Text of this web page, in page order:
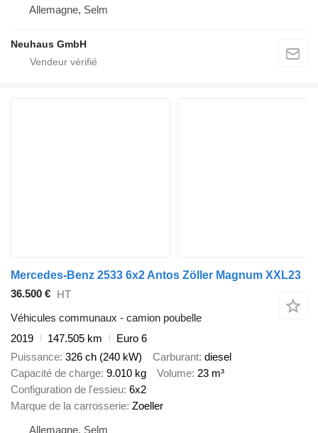
Allemagne, Selm
Neuhaus GmbH
Mercedes-Benz 2533 6x2 Antos Zöller Magnum XXL23
36.500 € HT
Véhicules communaux - camion poubelle
2019
147.505 km
Euro 6
Puissance 326 ch (240 kW) Carburant diesel
Capacité de charge 9.010 kg Volume 23 m³
Configuration de l'essieu 6x2
Marque de la carrosserie Zoeller
Allemagne, Selm